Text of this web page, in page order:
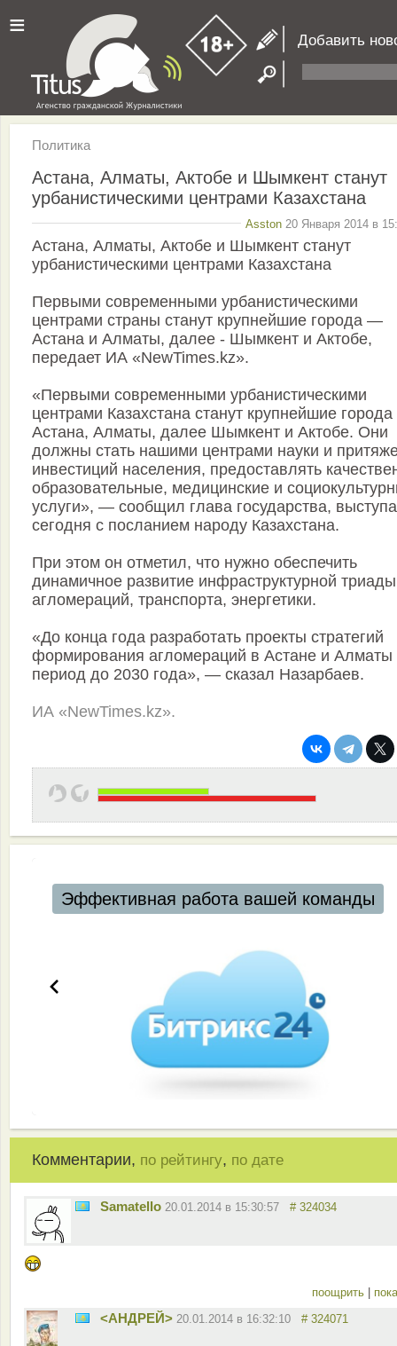
≡ Добавить
Политика
Астана, Алматы, Актобе и Шымкент станут
урбанистическими центрами Казахстана
Asston 20 Января 2014 в
Астана, Алматы, Актобе и Шымкент станут
урбанистическими центрами Казахстана
Первыми современными урбанистическими
центрами страны станут крупнейшие города —
Астана и Алматы, далее - Шымкент и Актобе,
передает ИА «NewTimes.kz».
«Первыми современными урбанистическими
центрами Казахстана станут крупнейшие
Астана, Алматы, далее Шымкент и Актобе. Они
должны стать нашими центрами науки и
инвестиций населения, предоставлять
образовательные, медицинские и
услуги», — сообщил глава государства,
сегодня с посланием народу Казахстана.
При этом он отметил, что нужно обеспечить
динамичное развитие инфраструктурной
агломераций, транспорта, энергетики.
«До конца года разработать проекты стратегий
формирования агломераций в Астане и Алматы
период до 2030 года», — сказал Назарбаев.
ИА «NewTimes.kz».
Эффективная работа вашей команды
Комментарии, по рейтингу, по дате
Samatello 20.01.2014 в 15:30:57 # 324034
поощрить
<АНДРЕЙ> 20.01.2014 в 16:32:10 # 324071